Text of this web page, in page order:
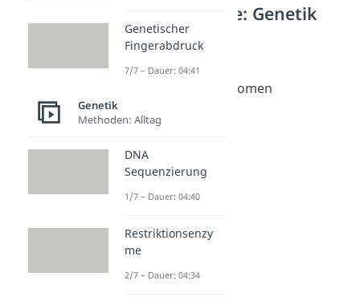
Weitere Inhalte: Genetik
Chromosomen
Chromosomen
Dauer: 06:47
Homologe Chromosomen
Dauer: 03:18
Haploid und Diploid
Karyogramm
Dauer: 04:01
Dauer: 04:15
Dauer: 05:20
Chromatin
Dauer: 04:50
Genetischer
Fingerabdruck
7/7 – Dauer: 04:41
Genetik
Methoden: Alltag
DNA
Sequenzierung
1/7 – Dauer: 04:40
Restriktionsenzy
me
2/7 – Dauer: 04:34